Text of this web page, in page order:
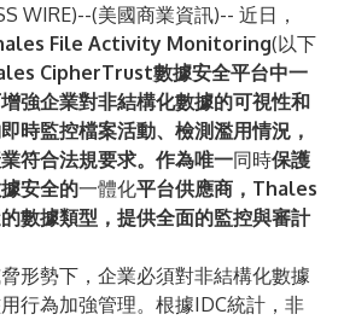
WIRE)--(美國商業資訊)-- 近日，
File Activity Monitoring(以下
CipherTrust數據安全平台中一
強企業對非結構化數據的可視性和
時監控檔案活動、檢測濫用情況，
符合法規要求。作為唯一同時保護
安全的一體化平台供應商，Thales
數據類型，提供全面的監控與審計
形勢下，企業必須對非結構化數據
行為加強管理。根據IDC統計，非